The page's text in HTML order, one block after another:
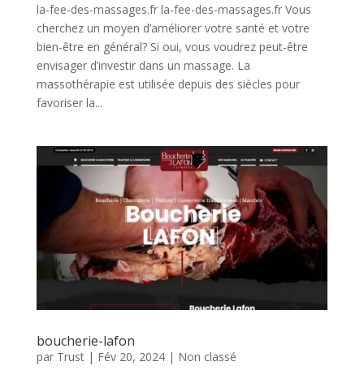
la-fee-des-massages.fr la-fee-des-massages.fr Vous
cherchez un moyen d’améliorer votre santé et votre
bien-être en général? Si oui, vous voudrez peut-être
envisager d’investir dans un massage. La
massothérapie est utilisée depuis des siècles pour
favoriser la...
boucherie-lafon
par Trust| Fév 20, 2024| Non classé